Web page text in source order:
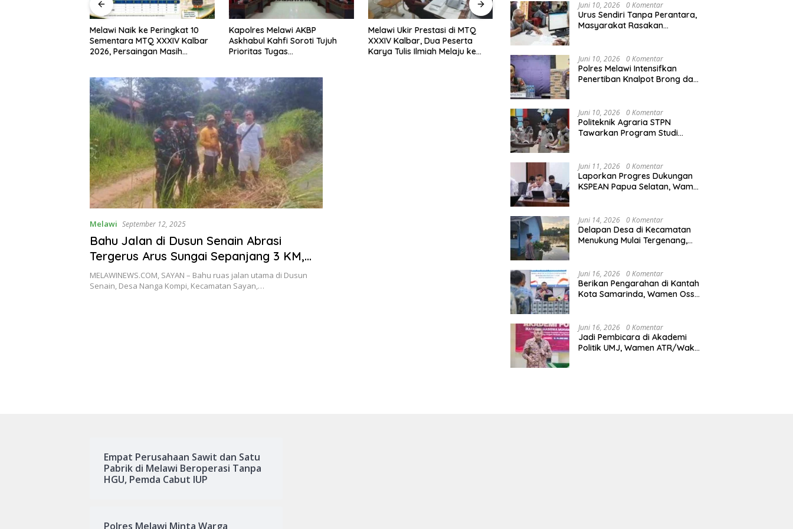
Melawi Naik ke Peringkat 10
Sementara MTQ XXXIV Kalbar
2026, Persaingan Masih
Kapolres Melawi AKBP
Askhabul Kahfi Soroti Tujuh
Prioritas Tugas
Melawi Ukir Prestasi di MTQ
XXXIV Kalbar, Dua Peserta
Karya Tulis Ilmiah Melaju ke
Melawi Tempati Peringkat ke-11
Sementara pada MTQ XXXIV
Semarak HUT RI ke-81,
Pinoh
Melawi September 12, 2025
Bahu Jalan di Dusun Senain Abrasi
Tergerus Arus Sungai Sepanjang 3 KM,
Kades Embang Berharap Campur Tangan
Pemerintah untuk Memperbaiki
MELAWINEWS.COM, SAYAN – Bahu ruas jalan utama di Dusun
Senain, Desa Nanga Kompi, Kecamatan Sayan,…
Agraria/Pertanahan dan Tata
Ruang
Juni 10, 2026 0 Komentar
Urus Sendiri Tanpa Perantara,
Masyarakat Rasakan
Juni 10, 2026 0 Komentar
Polres Melawi Intensifkan
Penertiban Knalpot Brong dan
Juni 10, 2026 0 Komentar
Politeknik Agraria STPN
Tawarkan Program Studi
Juni 11, 2026 0 Komentar
Laporkan Progres Dukungan
KSPEAN Papua Selatan, Wamen
Nasional
Juni 14, 2026 0 Komentar
Delapan Desa di Kecamatan
Menukung Mulai Tergenang,
Juni 16, 2026 0 Komentar
Berikan Pengarahan di Kantah
Kota Samarinda, Wamen Ossy:
Kalimantan Timur
Juni 16, 2026 0 Komentar
Jadi Pembicara di Akademi
Politik UMJ, Wamen ATR/Waka
Empat Perusahaan Sawit dan Satu
Pabrik di Melawi Beroperasi Tanpa
HGU, Pemda Cabut IUP
Polres Melawi Minta Warga